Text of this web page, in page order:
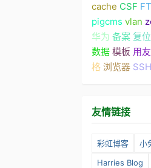
cache CSF
pigcms vlan
华为 备案 复位
数据 模板 用友
格 浏览器 SSH
友情链接
彩虹博客 小
Harries Blog